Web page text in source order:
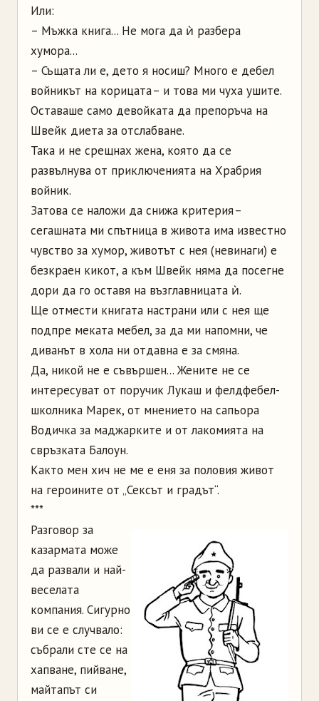
Или:
– Мъжка книга... Не мога да ѝ разбера
хумора...
– Същата ли е, дето я носиш? Много е дебел
войникът на корицата – и това ми чуха ушите.
Оставаше само девойката да препоръча на
Швейк диета за отслабване.
Така и не срещнах жена, която да се
развълнува от приключенията на Храбрия
войник.
Затова се наложи да снижа критерия –
сегашната ми спътница в живота има известно
чувство за хумор, животът с нея (невинаги) е
безкраен кикот, а към Швейк няма да посегне
дори да го оставя на възглавницата ѝ.
Ще отмести книгата настрани или с нея ще
подпре меката мебел, за да ми напомни, че
диванът в хола ни отдавна е за смяна.
Да, никой не е съвършен... Жените не се
интересуват от поручик Лукаш и фелдфебел-
школника Марек, от мнението на сапьора
Водичка за маджарките и от лакомията на
свръзката Балоун.
Както мен хич не ме е еня за половия живот
на героините от „Сексът и градът“.
***
Разговор за
казармата може
да развали и най-
веселата
компания. Сигурно
ви се е случвало:
събрали сте се на
хапване, пийване,
майтапът си